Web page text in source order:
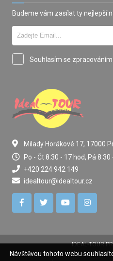
Návštěvou tohoto webu
Budeme vám zasílat ty nejlepší
Souhlasím se zpracováním
Milady Horákové 17, 17000
Po - Čt 8:30 - 17 hod, Pá 8:30
+420 224 942 149
idealtour@idealtour.cz
IDEAL-TOUR